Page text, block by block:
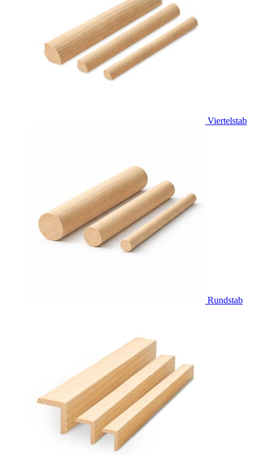
Viertelstab
Rundstab